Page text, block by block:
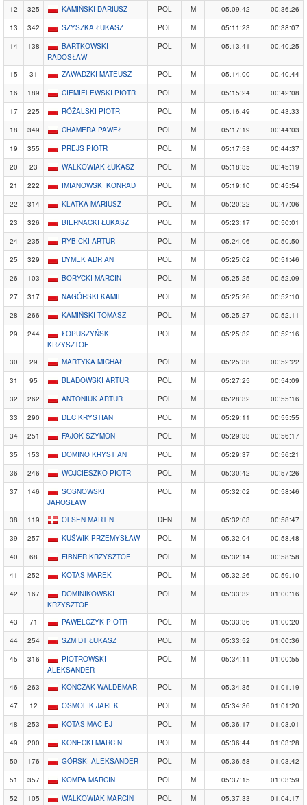
12
325 KAMIŃSKI DARIUSZ POL M 05:09:42
00:36:26
13
342 SZYSZKA ŁUKASZ POL M 05:11:23
00:38:07
14
138
BARTKOWSKI
RADOSŁAW
POL M 05:13:41 00:40:25
15 31 ZAWADZKI MATEUSZ POL M 05:14:00
00:40:44
16
189 CIEMIELEWSKI PIOTR POL M 05:15:24
00:42:08
17
225 RÓŻALSKI PIOTR POL M 05:16:49
00:43:33
18
349 CHAMERA PAWEŁ POL M 05:17:19
00:44:03
19
355 PREJS PIOTR POL M 05:17:53
00:44:37
20
23 WALKOWIAK ŁUKASZ POL M 05:18:35
00:45:19
21
222 IMIANOWSKI KONRAD POL M 05:19:10
00:45:54
22
314 KLATKA MARIUSZ POL M 05:20:22
00:47:06
23
326 BIERNACKI ŁUKASZ POL M 05:23:17
00:50:01
24
235 RYBICKI ARTUR POL M 05:24:06
00:50:50
25
329 DYMEK ADRIAN POL M 05:25:02
00:51:46
26
103 BORYCKI MARCIN POL M 05:25:25
00:52:09
27
317 NAGÓRSKI KAMIL POL M 05:25:26
00:52:10
28
266 KAMIŃSKI TOMASZ POL M 05:25:27
00:52:11
29
244
ŁOPUSZYŃSKI
KRZYSZTOF
POL M 05:25:32 00:52:16
30 29 MARTYKA MICHAŁ POL M 05:25:38
00:52:22
31
95 BLADOWSKI ARTUR POL M 05:27:25
00:54:09
32
262 ANTONIUK ARTUR POL M 05:28:32
00:55:16
33
290 DEC KRYSTIAN POL M 05:29:11
00:55:55
34
251 FAJOK SZYMON POL M 05:29:33
00:56:17
35
153 DOMINO KRYSTIAN POL M 05:29:37
00:56:21
36
246 WOJCIESZKO PIOTR POL M 05:30:42
00:57:26
37
146
SOSNOWSKI
JAROSŁAW
POL M 05:32:02 00:58:46
38 119 OLSEN MARTIN DEN M 05:32:03
00:58:47
39
257 KUŚWIK PRZEMYSŁAW POL M 05:32:04
00:58:48
40
68 FIBNER KRZYSZTOF POL M 05:32:14
00:58:58
41
252 KOTAS MAREK POL M 05:32:26
00:59:10
42
167
DOMINIKOWSKI
KRZYSZTOF
POL M 05:33:32 01:00:16
43 71 PAWELCZYK PIOTR POL M 05:33:36
01:00:20
44
254 SZMIDT ŁUKASZ POL M 05:33:52
01:00:36
45
316
PIOTROWSKI
ALEKSANDER
POL M 05:34:11 01:00:55
46 263 KONCZAK WALDEMAR POL M 05:34:35
01:01:19
47
12 OSMOLIK JAREK POL M 05:34:36
01:01:20
48
253 KOTAS MACIEJ POL M 05:36:17
01:03:01
49
200 KONECKI MARCIN POL M 05:36:44
01:03:28
50
176 GÓRSKI ALEKSANDER POL M 05:36:58
01:03:42
51
357 KOMPA MARCIN POL M 05:37:15
01:03:59
52
105 WALKOWIAK MARCIN POL M 05:37:33
01:04:17